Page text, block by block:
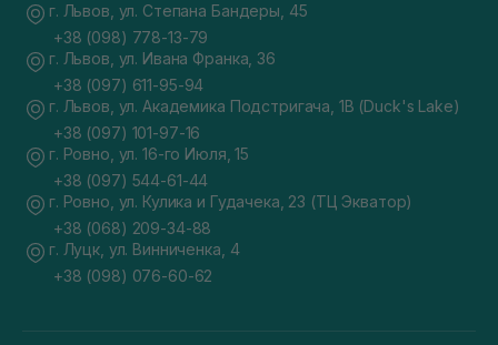
г. Львов, ул. Степана Бандеры, 45
+38 (098) 778-13-79
г. Львов, ул. Ивана Франка, 36
+38 (097) 611-95-94
г. Львов, ул. Академика Подстригача, 1В (Duck's Lake)
+38 (097) 101-97-16
г. Ровно, ул. 16-го Июля, 15
+38 (097) 544-61-44
г. Ровно, ул. Кулика и Гудачека, 23 (ТЦ Экватор)
+38 (068) 209-34-88
г. Луцк, ул. Винниченка, 4
+38 (098) 076-60-62